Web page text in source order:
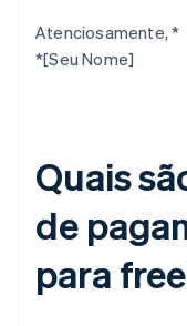
Atenciosamente, *
*[Seu Nome]
Quais
de
para